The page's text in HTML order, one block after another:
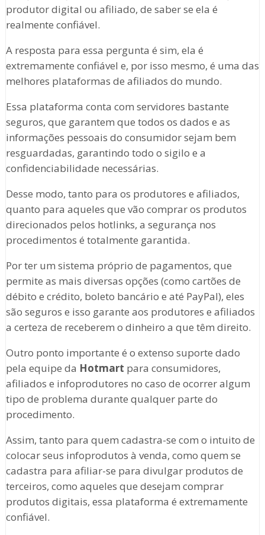
produtor digital ou afiliado, de saber se ela é
realmente confiável.
A resposta para essa pergunta é sim, ela é
extremamente confiável e, por isso mesmo, é uma das
melhores plataformas de afiliados do mundo.
Essa plataforma conta com servidores bastante
seguros, que garantem que todos os dados e as
informações pessoais do consumidor sejam bem
resguardadas, garantindo todo o sigilo e a
confidenciabilidade necessárias.
Desse modo, tanto para os produtores e afiliados,
quanto para aqueles que vão comprar os produtos
direcionados pelos hotlinks, a segurança nos
procedimentos é totalmente garantida.
Por ter um sistema próprio de pagamentos, que
permite as mais diversas opções (como cartões de
débito e crédito, boleto bancário e até PayPal), eles
são seguros e isso garante aos produtores e afiliados
a certeza de receberem o dinheiro a que têm direito.
Outro ponto importante é o extenso suporte dado
pela equipe da Hotmart para consumidores,
afiliados e infoprodutores no caso de ocorrer algum
tipo de problema durante qualquer parte do
procedimento.
Assim, tanto para quem cadastra-se com o intuito de
colocar seus infoprodutos à venda, como quem se
cadastra para afiliar-se para divulgar produtos de
terceiros, como aqueles que desejam comprar
produtos digitais, essa plataforma é extremamente
confiável.